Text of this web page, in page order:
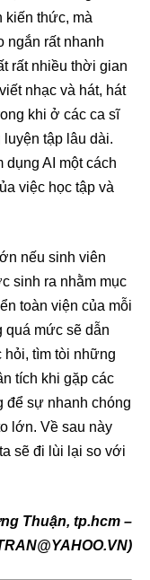
kiến thức, mà
ngắn rất nhanh
rất nhiều thời gian
nhạc và hát, hát
khi ở các ca sĩ
tập lâu dài.
AI một cách
việc học tập và
nếu sinh viên
sinh ra nhằm mục
toàn viện của mỗi
quá mức sẽ dẫn
hỏi, tìm tòi những
tích khi gặp các
để sự nhanh chóng
lớn. Về sau này
sẽ đi lùi lại so với
Thuận, tp.hcm –